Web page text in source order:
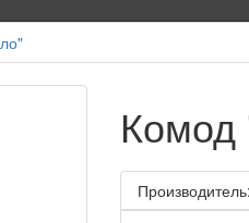
Производитель: